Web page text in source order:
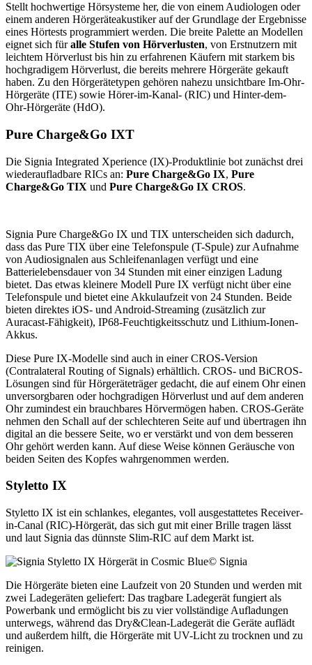
Stellt hochwertige Hörsysteme her, die von einem Audiologen oder
einem anderen Hörgeräteakustiker auf der Grundlage der Ergebnisse
eines Hörtests programmiert werden. Die breite Palette an Modellen
eignet sich füralle Stufen von Hörverlusten, von Erstnutzern mit
leichtem Hörverlust bis hin zu erfahrenen Käufern mit starkem bis
hochgradigem Hörverlust, die bereits mehrere Hörgeräte gekauft
haben. Zu den Hörgerätetypen gehören nahezu unsichtbare Im-Ohr-
Hörgeräte (ITE) sowie Hörer-im-Kanal- (RIC) und Hinter-dem-
Ohr-Hörgeräte (HdO).
Pure Charge&Go IXT
Die Signia Integrated Xperience (IX)-Produktlinie bot zunächst drei
wiederaufladbare RICs an: Pure Charge&Go IX, Pure
Charge&Go TIX und Pure Charge&Go IX CROS.
Signia Pure Charge&Go IX und TIX unterscheiden sich dadurch,
dass das Pure TIX über eine Telefonspule (T-Spule) zur Aufnahme
von Audiosignalen aus Schleifenanlagen verfügt und eine
Batterielebensdauer von 34 Stunden mit einer einzigen Ladung
bietet. Das etwas kleinere Modell Pure IX verfügt nicht über eine
Telefonspule und bietet eine Akkulaufzeit von 24 Stunden. Beide
bieten direktes iOS- und Android-Streaming (zusätzlich zur
Auracast-Fähigkeit), IP68-Feuchtigkeitsschutz und Lithium-Ionen-
Akkus.
Diese Pure IX-Modelle sind auch in einer CROS-Version
(Contralateral Routing of Signals) erhältlich. CROS- und BiCROS-
Lösungen sind für Hörgeräteträger gedacht, die auf einem Ohr einen
unversorgbaren oder hochgradigen Hörverlust und auf dem anderen
Ohr zumindest ein brauchbares Hörvermögen haben. CROS-Geräte
nehmen den Schall auf der schlechteren Seite auf und übertragen ihn
digital an die bessere Seite, wo er verstärkt und von dem besseren
Ohr gehört werden kann. Auf diese Weise können Geräusche von
beiden Seiten des Kopfes wahrgenommen werden.
Styletto IX
Styletto IX ist ein schlankes, elegantes, voll ausgestattetes Receiver-
in-Canal (RIC)-Hörgerät, das sich gut mit einer Brille tragen lässt
und laut Signia das dünnste Slim-RIC auf dem Markt ist.
© Signia
Die Hörgeräte bieten eine Laufzeit von 20 Stunden und werden mit
zwei Ladegeräten geliefert: Das tragbare Ladegerät fungiert als
Powerbank und ermöglicht bis zu vier vollständige Aufladungen
unterwegs, während das Dry&Clean-Ladegerät die Geräte auflädt
und außerdem hilft, die Hörgeräte mit UV-Licht zu trocknen und zu
reinigen.